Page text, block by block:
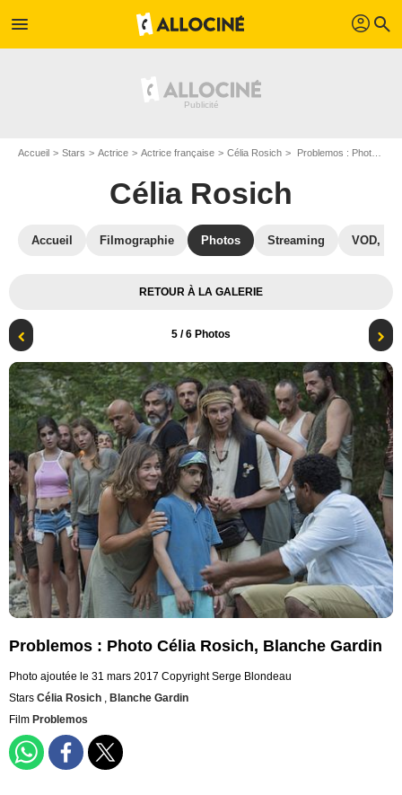
menu profil search
Accueil Stars Actrice Actrice française Célia Rosich Problemos : Photo Célia Rosich, Blanche Gardin
Célia Rosich
Accueil Filmographie Photos Streaming VOD,
RETOUR À LA GALERIE
5 / 6 Photos
Problemos : Photo Célia Rosich, Blanche Gardin
Photo ajoutée le 31 mars 2017 Copyright Serge Blondeau
Stars Célia Rosich , Blanche Gardin
Film Problemos